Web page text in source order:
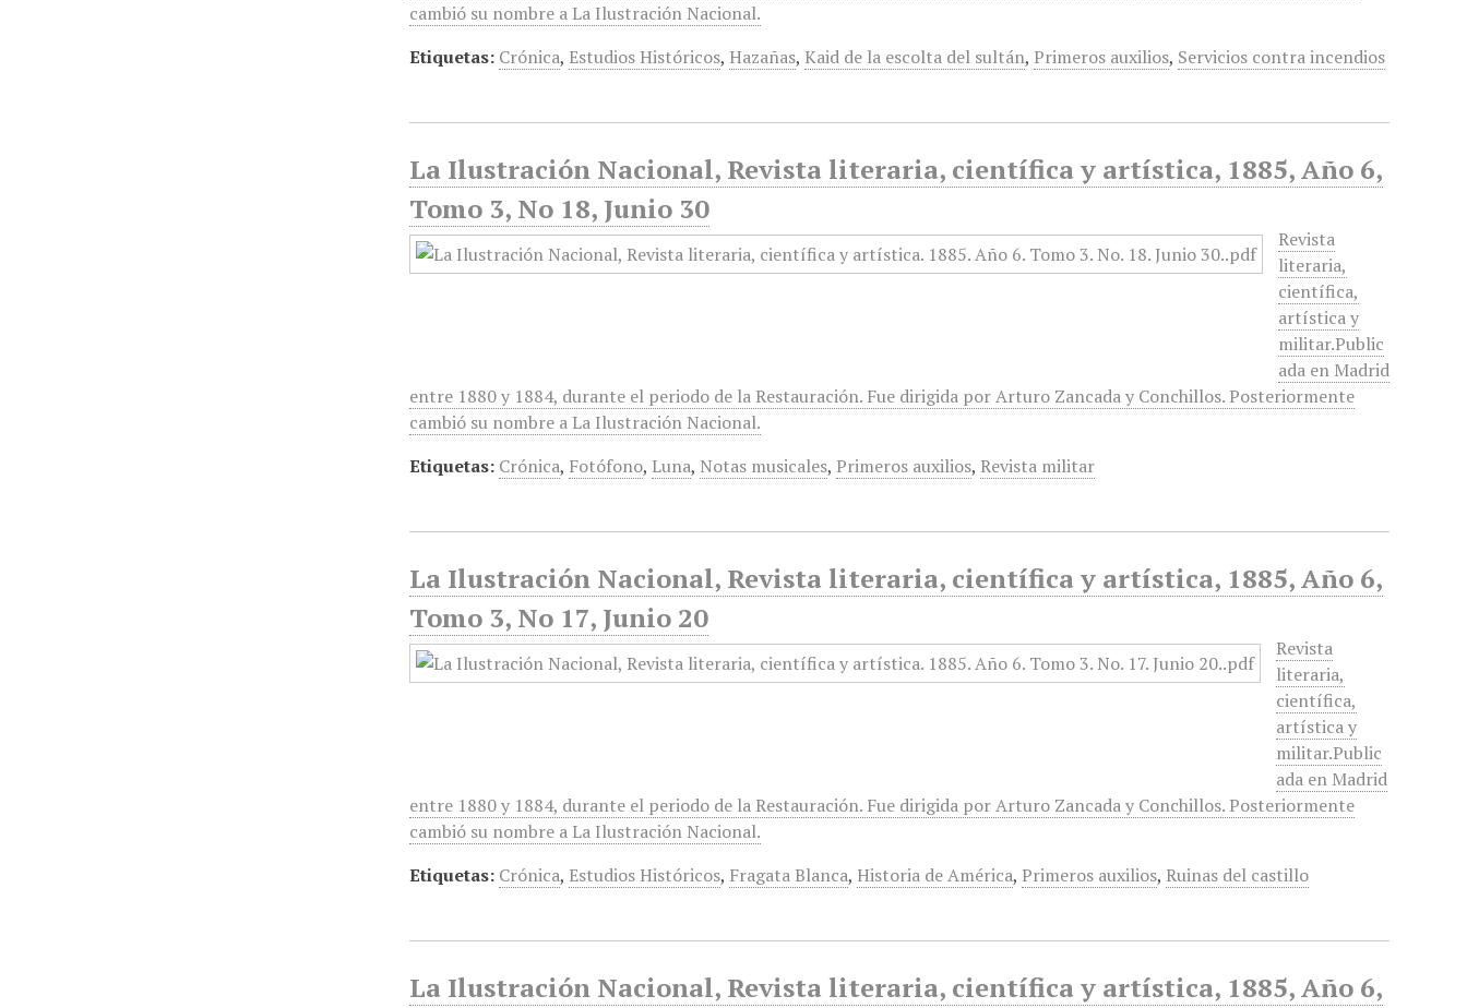
cambió su nombre a La Ilustración Nacional.
Etiquetas: Crónica, Estudios Históricos, Hazañas, Kaid de la escolta del sultán, Primeros auxilios, Servicios contra incendios
La Ilustración Nacional, Revista literaria, científica y artística, 1885, Año 6,
Tomo 3, No 18, Junio 30
Revista
literaria,
científica,
artística y
militar.Public
ada en Madrid
entre 1880 y 1884, durante el periodo de la Restauración. Fue dirigida por Arturo Zancada y Conchillos. Posteriormente
cambió su nombre a La Ilustración Nacional.
Etiquetas: Crónica, Fotófono, Luna, Notas musicales, Primeros auxilios, Revista militar
La Ilustración Nacional, Revista literaria, científica y artística, 1885, Año 6,
Tomo 3, No 17, Junio 20
Revista
literaria,
científica,
artística y
militar.Public
ada en Madrid
entre 1880 y 1884, durante el periodo de la Restauración. Fue dirigida por Arturo Zancada y Conchillos. Posteriormente
cambió su nombre a La Ilustración Nacional.
Etiquetas: Crónica, Estudios Históricos, Fragata Blanca, Historia de América, Primeros auxilios, Ruinas del castillo
La Ilustración Nacional, Revista literaria, científica y artística, 1885, Año 6,